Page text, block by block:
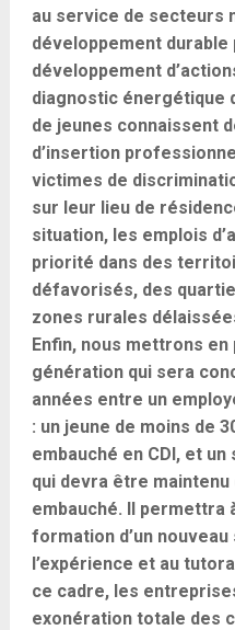
au service de secteurs
développement durable
développement
diagnostic énergétique
de jeunes connaissent
d’insertion
victimes de
sur leur lieu de
situation, les emplois
priorité dans des
défavorisés, des
zones rurales
Enfin, nous mettrons
génération qui sera
années entre un
: un jeune de moins de
embauché en CDI, et
qui devra être maintenu
embauché. Il permettra
formation d’un
l’expérience et au
ce cadre, les
exonération totale des